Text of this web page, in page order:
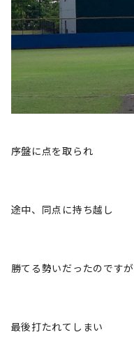
序盤に点を取られ
途中、同点に持ち越し
勝てる勢いだったのですが
最後打たれてしまい